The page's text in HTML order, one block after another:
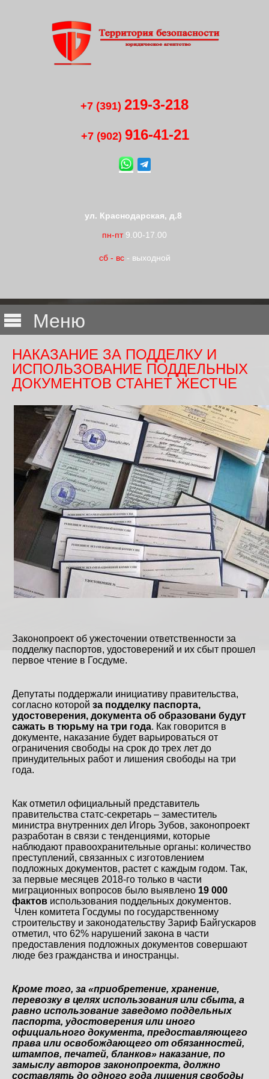
+7 (391) 219-3-218
+7 (902) 916-41-21
ул. Краснодарская, д.8
пн-пт9.00-17.00
сб - вс - выходной
Меню
НАКАЗАНИЕ ЗА ПОДДЕЛКУ И
ИСПОЛЬЗОВАНИЕ ПОДДЕЛЬНЫХ
ДОКУМЕНТОВ СТАНЕТ ЖЕСТЧЕ
Законопроект об ужесточении ответственности за
подделку паспортов, удостоверений и их сбыт прошел
первое чтение в Госдуме.
Депутаты поддержали инициативу правительства,
согласно которой за подделку паспорта,
удостоверения, документа об образовани будут
сажать в тюрьму на три года. Как говорится в
документе, наказание будет варьироваться от
ограничения свободы на срок до трех лет до
принудительных работ и лишения свободы на три
года.
Как отметил официальный представитель
правительства статс-секретарь – заместитель
министра внутренних дел Игорь Зубов, законопроект
разработан в связи с тенденциями, которые
наблюдают правоохранительные органы: количество
преступлений, связанных с изготовлением
подложных документов, растет с каждым годом. Так,
за первые месяцев 2018-го только в части
миграционных вопросов было выявлено 19 000
фактов использования поддельных документов.
Член комитета Госдумы по государственному
строительству и законодательству Зариф Байгускаров
отметил, что 62% нарушений закона в части
предоставления подложных документов совершают
люде без гражданства и иностранцы.
Кроме того, за «приобретение, хранение,
перевозку в целях использования или сбыта, а
равно использование заведомо поддельных
паспорта, удостоверения или иного
официального документа, предоставляющего
права или освобождающего от обязанностей,
штампов, печатей, бланков» наказание, по
замыслу авторов законопроекта, должно
составлять до одного года лишения свободы